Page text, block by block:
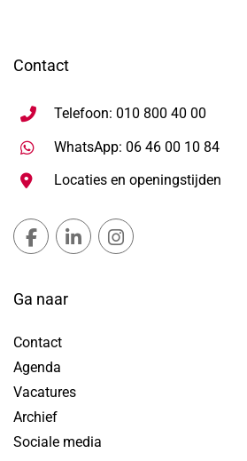
Contact
Telefoon: 010 800 40 00
WhatsApp: 06 46 00 10 84
Locaties en openingstijden
Gemeente Lansingerland
Gemeente
Ga naar
Contact
Agenda
Vacatures
Archief
Sociale media